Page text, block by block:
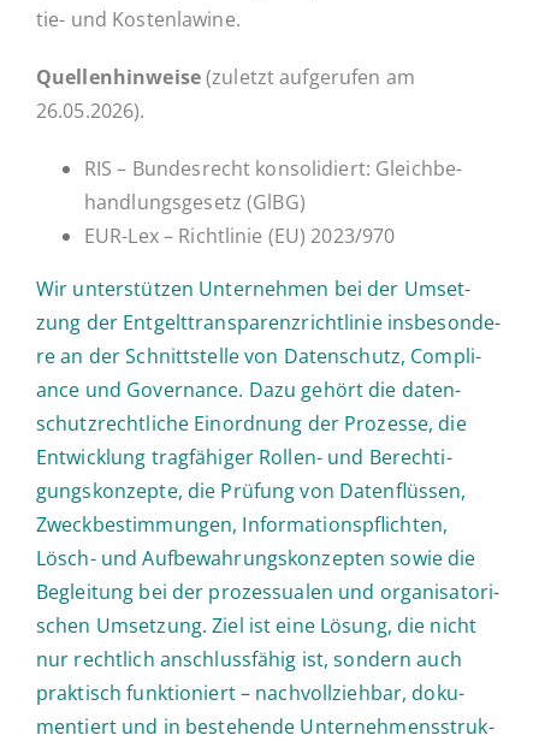
tie- und Kostenlawine.
Quel­len­hin­wei­se(zuletzt auf­ge­ru­fen am
26.05.2026).
RIS – Bun­des­recht kon­so­li­diert: Gleich­be­
hand­lungs­ge­setz (GlBG)
EUR-Lex – Richt­li­nie (EU) 2023/970
Wir un­ter­stüt­zen Un­ter­neh­men bei der Um­set­
zung der Ent­gelt­trans­pa­renz­richt­li­nie ins­be­son­de­
re an der Schnitt­stel­le von Daten­schutz, Com­pli­
ance und Go­ver­nan­ce. Dazu gehört die da­ten­
schutz­recht­li­che Ein­ord­nung der Pro­zes­se, die
Ent­wick­lung trag­fä­hi­ger Rollen- und Be­rech­ti­
gungs­kon­zep­te, die Prüfung von Da­ten­flüs­sen,
Zweck­be­stim­mun­gen, In­for­ma­ti­ons­pflich­ten,
Lösch- und Auf­be­wah­rungs­kon­zep­ten sowie die
Be­glei­tung bei der pro­zes­sua­len und or­ga­ni­sa­to­ri­
schen Um­set­zung. Ziel ist eine Lösung, die nicht
nur recht­lich an­schluss­fä­hig ist, sondern auch
prak­tisch funk­tio­niert – nach­voll­zieh­bar, do­ku­
men­tiert und in be­stehen­de Un­ter­neh­mens­struk­